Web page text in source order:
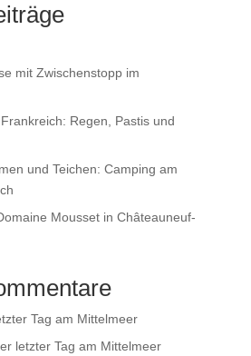
mit Zwischenstopp im
Regen, Pastis und
und Teichen: Camping am
Mousset in Châteauneuf-
Tag am Mittelmeer
letzter Tag am Mittelmeer